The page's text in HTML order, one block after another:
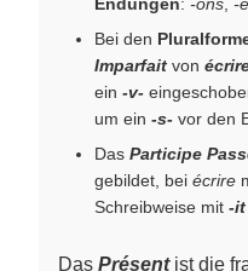
Bei den
Imparfait von
ein -v-
um ein -s- vor den
Das Participe
gebildet, bei écrire
Schreibweise mit -it
Das Présentist die